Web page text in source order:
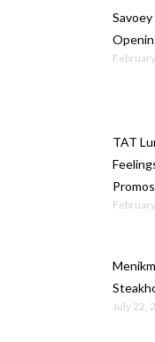
TAT
July 22,